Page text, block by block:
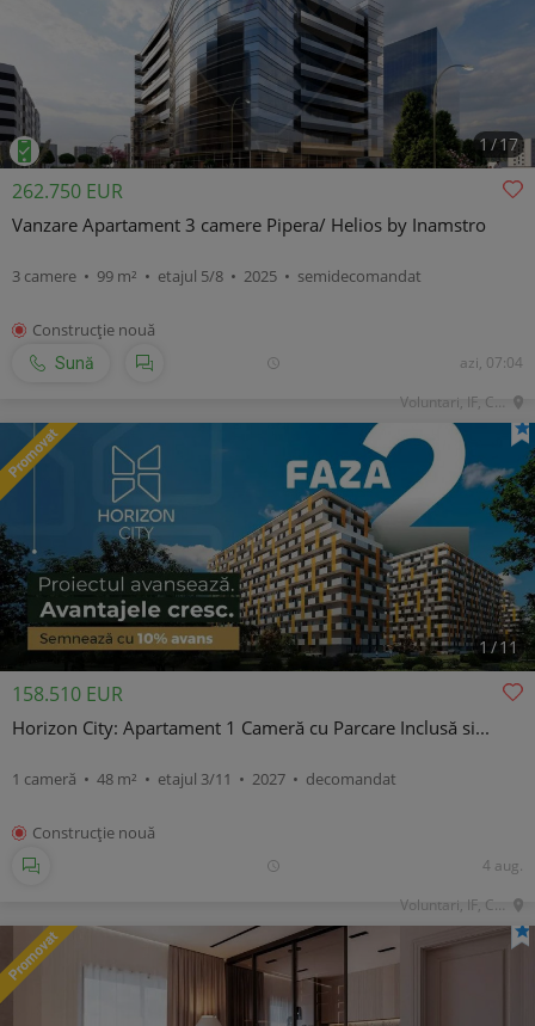
1 /17
262.750 EUR
Vanzare Apartament 3 camere Pipera/ Helios by Inamstro
3 camere • 99 m² • etajul 5/8 • 2025 • semidecomandat
Construcţie nouă
Sună
azi, 07:04
Voluntari, IF, Central
1 /11
158.510 EUR
Horizon City: Apartament 1 Cameră cu Parcare Inclusă si...
1 cameră • 48 m² • etajul 3/11 • 2027 • decomandat
Construcţie nouă
4 aug.
Voluntari, IF, Central